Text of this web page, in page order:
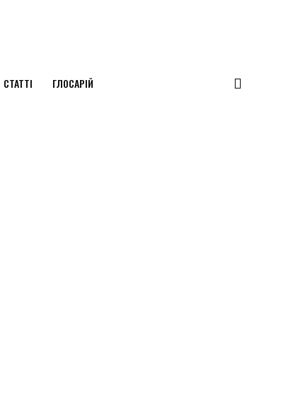
СТАТТІ ГЛОСАРІЙ